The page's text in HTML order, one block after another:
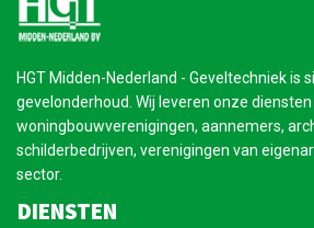
HGT Midden-Nederland - Geveltechniek is
gevelonderhoud. Wij leveren onze diensten
woningbouwverenigingen, aannemers,
schilderbedrijven, verenigingen van
sector.
DIENSTEN